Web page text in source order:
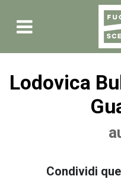
Lodovica
Condividi